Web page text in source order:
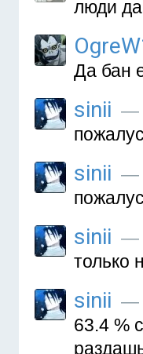
люди
Да бан
sinii —
sinii —
sinii —
только
sinii —
63.4 %